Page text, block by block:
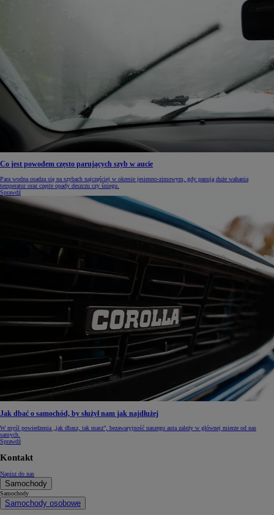
Co jest powodem często parujących szyb w aucie
Para wodna osadza się na szybach najczęściej w okresie jesienno-zimowym, gdy panują duże wahania
temperatur oraz częste opady deszczu czy śniegu.
Sprawdź
Jak dbać o samochód, by służył nam jak najdłużej
W myśl powiedzenia „jak dbasz, tak masz”, bezawaryjność naszego auta zależy w głównej mierze od nas
samych.
Sprawdź
Kontakt
Napisz do nas
Samochody
Samochody
Samochody osobowe